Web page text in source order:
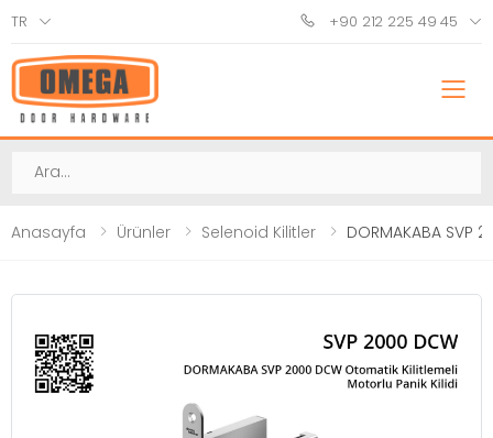
TR +90 212 225 49 45
Ara
Anasayfa Ürünler Selenoid Kilitler DORMAKABA